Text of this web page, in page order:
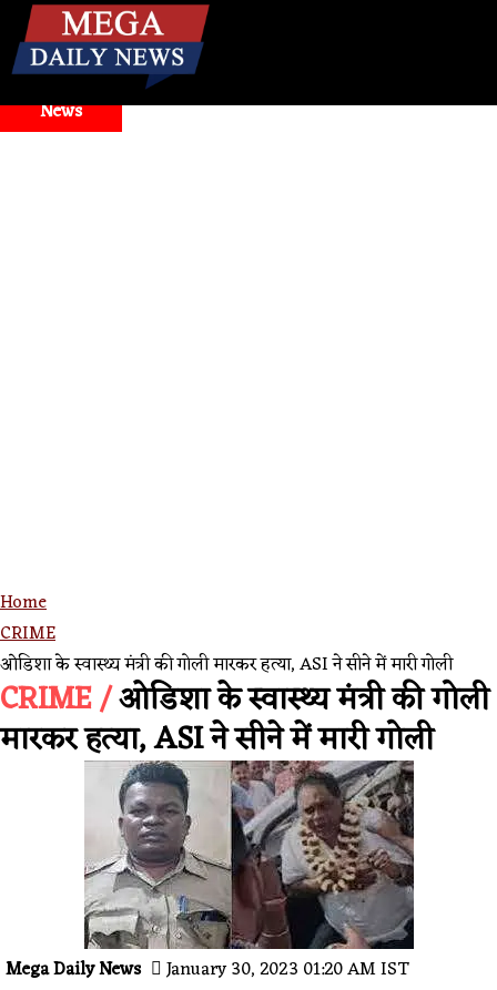
News
Home
CRIME
ओडिशा के स्वास्थ्य मंत्री की गोली मारकर हत्या, ASI ने सीने में मारी गोली
CRIME /ओडिशा के स्वास्थ्य मंत्री की गोली
मारकर हत्या, ASI ने सीने में मारी गोली
Mega Daily News January 30, 2023 01:20 AM IST